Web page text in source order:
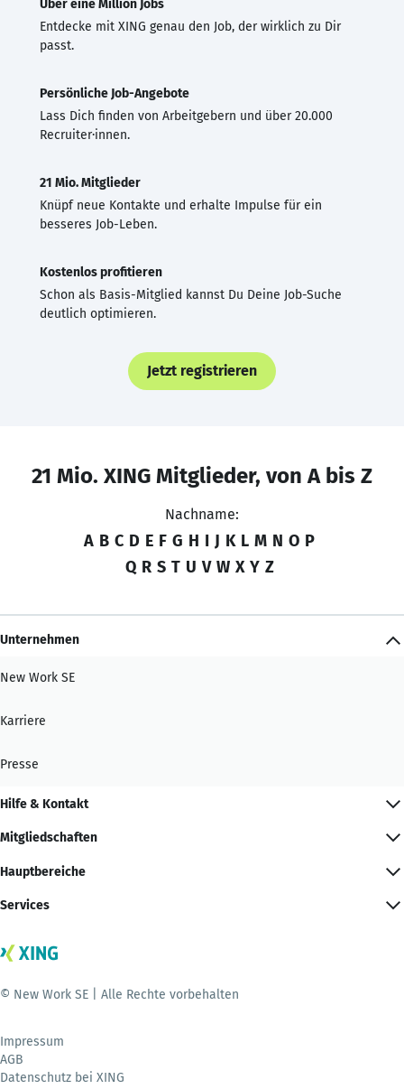
Über eine Million Jobs
Entdecke mit XING genau den Job, der wirklich zu Dir
passt.
Persönliche Job-Angebote
Lass Dich finden von Arbeitgebern und über 20.000
Recruiter·innen.
21 Mio. Mitglieder
Knüpf neue Kontakte und erhalte Impulse für ein
besseres Job-Leben.
Kostenlos profitieren
Schon als Basis-Mitglied kannst Du Deine Job-Suche
deutlich optimieren.
Jetzt registrieren
21 Mio. XING Mitglieder, von A bis Z
Nachname:
A B C D E F G H I J K L M N O P
Q R S T U V W X Y Z
Unternehmen
New Work SE
Karriere
Presse
Hilfe & Kontakt
Mitgliedschaften
Hauptbereiche
Services
© New Work SE | Alle Rechte vorbehalten
Impressum
AGB
Datenschutz bei XING